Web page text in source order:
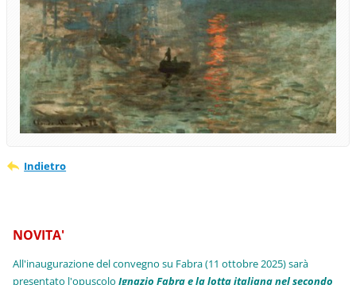
Indietro
NOVITA'
All'inaugurazione del convegno su Fabra (11 ottobre 2025) sarà
presentato l'opuscoloIgnazio Fabra e la lotta italiana nel secondo